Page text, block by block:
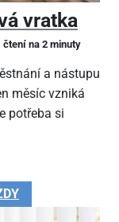
vratka
čtení na 2 minuty
a nástupu
měsíc vzniká
potřeba si